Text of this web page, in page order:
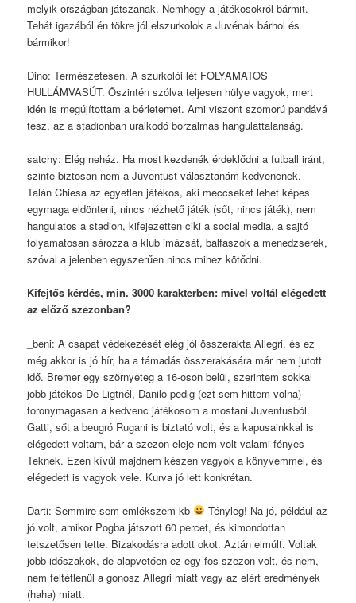
melyik országban játszanak. Nemhogy a játékosokról bármit.
Tehát igazából én tökre jól elszurkolok a Juvénak bárhol és
bármikor!
Dino: Természetesen. A szurkolói lét FOLYAMATOS
HULLÁMVASÚT. Őszintén szólva teljesen hülye vagyok, mert
idén is megújítottam a bérletemet. Ami viszont szomorú pandává
tesz, az a stadionban uralkodó borzalmas hangulattalanság.
satchy: Elég nehéz. Ha most kezdenék érdeklődni a futball iránt,
szinte biztosan nem a Juventust választanám kedvencnek.
Talán Chiesa az egyetlen játékos, aki meccseket lehet képes
egymaga eldönteni, nincs nézhető játék (sőt, nincs játék), nem
hangulatos a stadion, kifejezetten ciki a social media, a sajtó
folyamatosan sározza a klub imázsát, balfaszok a menedzserek,
szóval a jelenben egyszerűen nincs mihez kötődni.
Kifejtős kérdés, min. 3000 karakterben: mivel voltál elégedett
az előző szezonban?
_beni: A csapat védekezését elég jól összerakta Allegri, és ez
még akkor is jó hír, ha a támadás összerakására már nem jutott
idő. Bremer egy szörnyeteg a 16-oson belül, szerintem sokkal
jobb játékos De Ligtnél, Danilo pedig (ezt sem hittem volna)
toronymagasan a kedvenc játékosom a mostani Juventusból.
Gatti, sőt a beugró Rugani is biztató volt, és a kapusainkkal is
elégedett voltam, bár a szezon eleje nem volt valami fényes
Teknek. Ezen kívül majdnem készen vagyok a könyvemmel, és
elégedett is vagyok vele. Kurva jó lett konkrétan.
Darti: Semmire sem emlékszem kb
Tényleg! Na jó, például az
jó volt, amikor Pogba játszott 60 percet, és kimondottan
tetszetősen tette. Bizakodásra adott okot. Aztán elmúlt. Voltak
jobb időszakok, de alapvetően ez egy fos szezon volt, és nem,
nem feltétlenül a gonosz Allegri miatt vagy az elért eredmények
(haha) miatt.